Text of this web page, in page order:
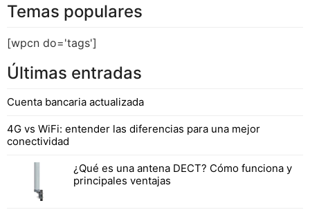
Temas populares
[wpcn do='tags']
Últimas entradas
Cuenta bancaria actualizada
4G vs WiFi: entender las diferencias para una mejor
conectividad
¿Qué es una antena DECT? Cómo funciona y
principales ventajas